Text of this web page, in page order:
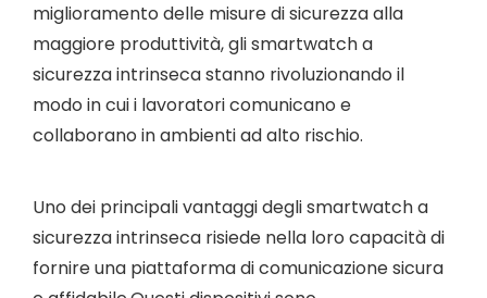
miglioramento delle misure di sicurezza alla
maggiore produttività, gli smartwatch a
sicurezza intrinseca stanno rivoluzionando il
modo in cui i lavoratori comunicano e
collaborano in ambienti ad alto rischio.
Uno dei principali vantaggi degli smartwatch a
sicurezza intrinseca risiede nella loro capacità di
fornire una piattaforma di comunicazione sicura